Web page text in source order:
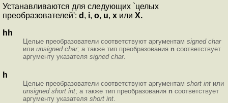
Устанавливаются для следующих `целых
преобразователей': d , i, o, u, x или X.
hh
Целые преобразователи соответствуют аргументам signed char
или unsigned char; а также тип преобразования n соответствует
аргументу указателя signed char.
h
Целые преобразователи соответствуют аргументам short int или
unsigned short int; а также тип преобразования n соответствует
аргументу указателя short int